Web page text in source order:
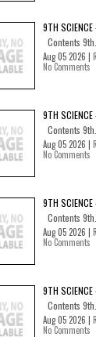
9TH
Contents 9th...
Aug 05 2026 |
No Comments
9TH
Contents 9th...
Aug 05 2026 |
No Comments
9TH
Contents 9th...
Aug 05 2026 |
No Comments
9TH
Contents 9th...
Aug 05 2026 |
No Comments